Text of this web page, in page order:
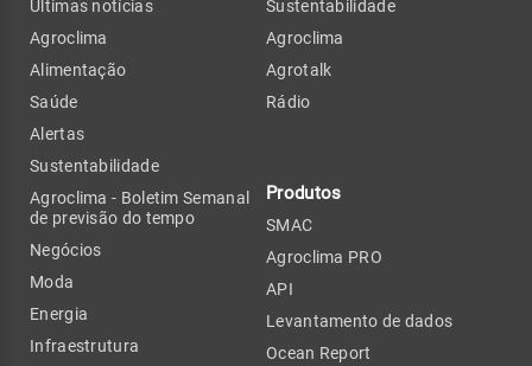
Últimas notícias
Agroclima
Alimentação
Saúde
Alertas
Sustentabilidade
Agroclima - Boletim Semanal
de previsão do tempo
Negócios
Moda
Energia
Infraestrutura
Sustentabilidade
Agroclima
Agrotalk
Rádio
Produtos
SMAC
Agroclima PRO
API
Levantamento de dados
Ocean Report